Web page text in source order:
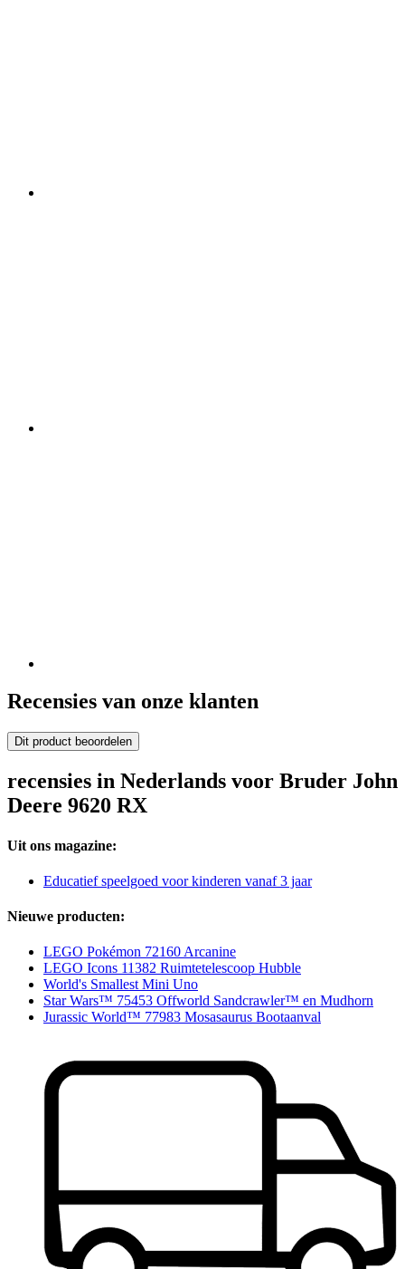
Recensies van onze klanten
Dit product beoordelen
recensies in Nederlands voor Bruder John
Deere 9620 RX
Uit ons magazine:
Educatief speelgoed voor kinderen vanaf 3 jaar
Nieuwe producten:
LEGO Pokémon 72160 Arcanine
LEGO Icons 11382 Ruimtetelescoop Hubble
World's Smallest Mini Uno
Star Wars™ 75453 Offworld Sandcrawler™ en Mudhorn
Jurassic World™ 77983 Mosasaurus Bootaanval